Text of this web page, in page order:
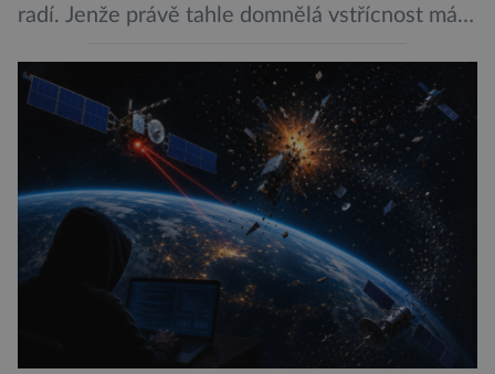
radí. Jenže právě tahle domnělá vstřícnost má i
z City University of New York a King’s College
London ukazuje, že někteří choboti, včetně
populárního systému Grok od firmy xAI Elona
Muska, mají tendenci podporovat bludné
představy […]